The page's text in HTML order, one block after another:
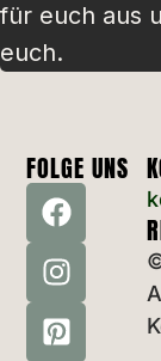
für euch aus
euch.
FOLGE UNS